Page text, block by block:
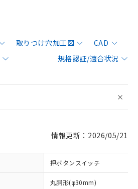
取りつけ穴加工図
CAD
規格認証/適合状況
情報更新：2026/05/21
押ボタンスイッチ
丸胴形(φ30mm)